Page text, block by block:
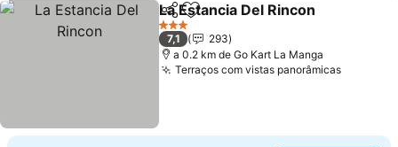
PartilharAdicionar aos favoritos
La Estancia Del Rincon
3 Estrelas
7,1
293
a 0.2 km de Go Kart La Manga
Terraços com vistas panorâmicasVer